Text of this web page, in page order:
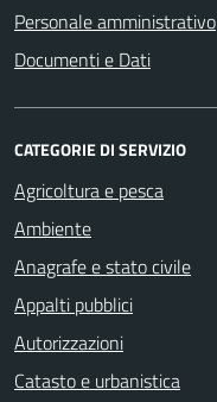
Personale amministrativo
Documenti e Dati
CATEGORIE DI SERVIZIO
Agricoltura e pesca
Ambiente
Anagrafe e stato civile
Appalti pubblici
Autorizzazioni
Catasto e urbanistica